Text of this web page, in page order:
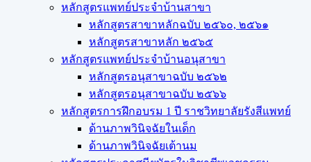
หลักสูตรแพทย์ประจำบ้านสาขา
หลักสูตรสาขาหลักฉบับ ๒๕๖๐, ๒๕๖๑
หลักสูตรสาขาหลัก ๒๕๖๕
หลักสูตรแพทย์ประจำบ้านอนุสาขา
หลักสูตรอนุสาขาฉบับ ๒๕๖๒
หลักสูตรอนุสาขาฉบับ ๒๕๖๖
หลักสูตรการฝึกอบรม 1 ปี ราชวิทยาลัยรังสีแพทย์
ด้านภาพวินิจฉัยในเด็ก
ด้านภาพวินิจฉัยเต้านม